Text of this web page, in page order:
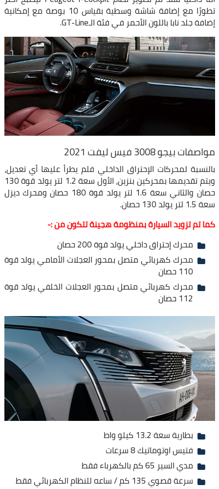
تطورًا مع إضافة شاشة وسطية بقياس 10 بوصة مع إمكانية
إضافة جلد نابا باللون الأحمر في فئة الـGT-Line.
مواصفات بيجو 3008 فيس ليفت 2021
بالنسبة لمحركات الإحتراق الداخلي فلم يطرأ عليها أي تعديل،
ويتم تقديمها بمحركين بنزين، الأول سعة 1.2 لتر يولد قوة 130
حصان والثاني سعة 1.6 لتر يولد قوة 180 حصان ومحرك ديزل
سعة 1.5 لتر يولد 130 حصان.
كما تم تزويد السيارة بمنظومة هجينة تتكون من :-
محرك إحتراق داخلي يولد قوة 200 حصان
محرك كهربائي متصل بمحور العجلات الأمامي يولد قوة
110 حصان
محرك كهربائي متصل بمحور العجلات الخلفي يولد قوة
112 حصان
بطارية سعة 13.2 كيلو واط
فتيس اوتوماتيك 8 سرعات
مدي السير 65 كم بالكهرباء فقط
سرعة قصوي 135 كم / ساعه للنظام الكهربائي فقط